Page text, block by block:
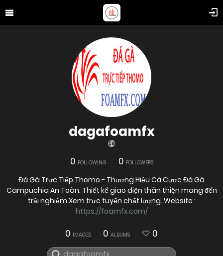
dagafoamfx
0 FOLLOWING 0 FOLLOWERS
Đá Gà Trực Tiếp Thomo - Thương Hiệu Cá Cược Đá Gà
Campuchia An Toàn. Thiết kế giao diện thân thiện mang đến
trải nghiệm Xem trực tuyến chất lượng. Website :
https://foamfx.com/
0 IMAGES 0 ALBUMS 0